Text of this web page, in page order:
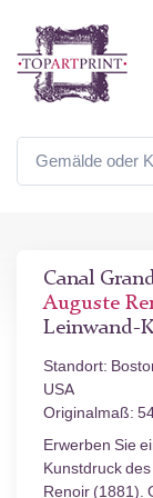
Canal
Auguste
Leinwand-
Standort:
USA
Originalmaß:
Erwerben Sie
Kunstdruck
Renoir (1881).